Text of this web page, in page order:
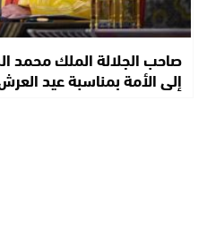
صاحب الجلالة الملك محمد
إلى الأمة بمناسبة عيد